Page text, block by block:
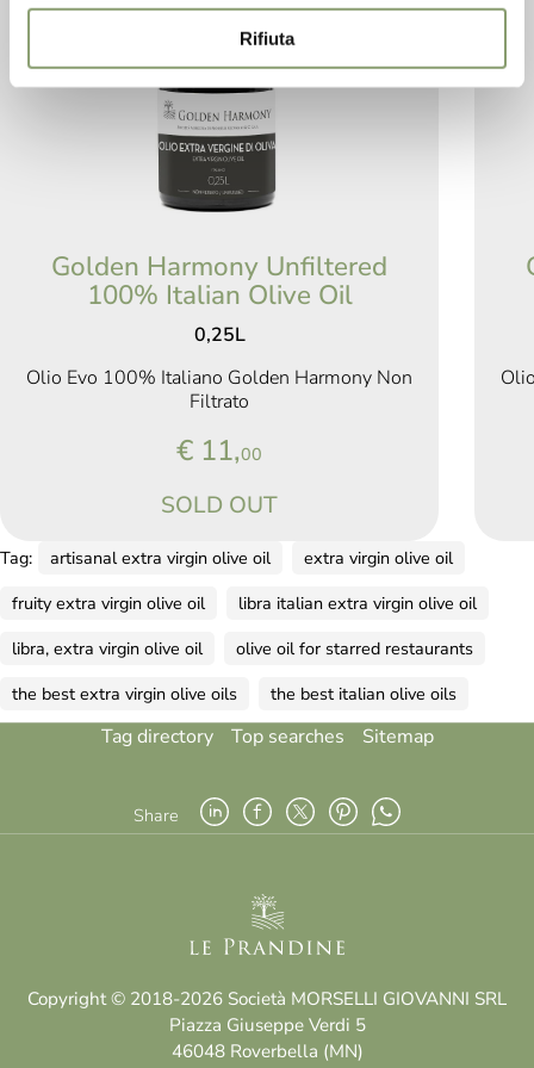
Rifiuta
Golden Harmony Unfiltered
100% Italian Olive Oil
0,25L
Olio Evo 100% Italiano Golden Harmony Non
Filtrato
€ 11,00
SOLD OUT
Tag: artisanal extra virgin olive oil
extra virgin olive oil
fruity extra virgin olive oil
libra italian extra virgin olive oil
libra, extra virgin olive oil
olive oil for starred restaurants
the best extra virgin olive oils
the best italian olive oils
Tag directory Top searches Sitemap
Share
Copyright © 2018-2026 Società MORSELLI GIOVANNI SRL
Piazza Giuseppe Verdi 5
46048 Roverbella (MN)